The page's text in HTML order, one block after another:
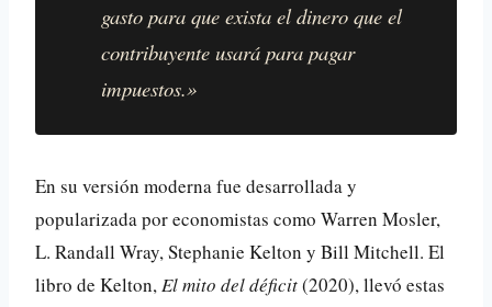
gasto para que exista el dinero que el
contribuyente usará para pagar
impuestos.»
En su versión moderna fue desarrollada y
popularizada por economistas como Warren Mosler,
L. Randall Wray, Stephanie Kelton y Bill Mitchell. El
libro de Kelton,El mito del déficit(2020), llevó estas